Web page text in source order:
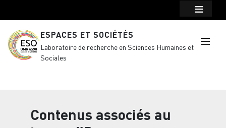
ESPACES ET SOCIÉTÉS
Laboratoire de recherche en Sciences Humaines et
Sociales
Contenus associés au